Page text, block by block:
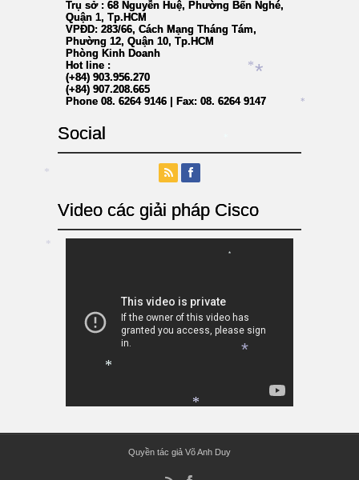
Trụ sở : 68 Nguyễn Huệ, Phường Bến Nghé,
Quận 1, Tp.HCM
VPĐD: 283/66, Cách Mạng Tháng Tám,
Phường 12, Quận 10, Tp.HCM
Phòng Kinh Doanh
Hot line :
(+84) 903.956.270
(+84) 907.208.665
Phone 08. 6264 9146 | Fax: 08. 6264 9147
Social
Video các giải pháp Cisco
Quyền tác giả Võ Anh Duy
*